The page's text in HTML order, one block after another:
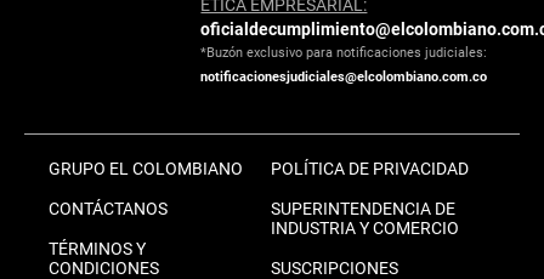
ÉTICA EMPRESARIAL:
*Buzón exclusivo para notificaciones judiciales:
notificacionesjudiciales@elcolombiano.com.co
GRUPO EL COLOMBIANO
CONTÁCTANOS
TÉRMINOS Y
CONDICIONES
POLÍTICA DE PRIVACIDAD
SUPERINTENDENCIA DE
INDUSTRIA Y COMERCIO
SUSCRIPCIONES